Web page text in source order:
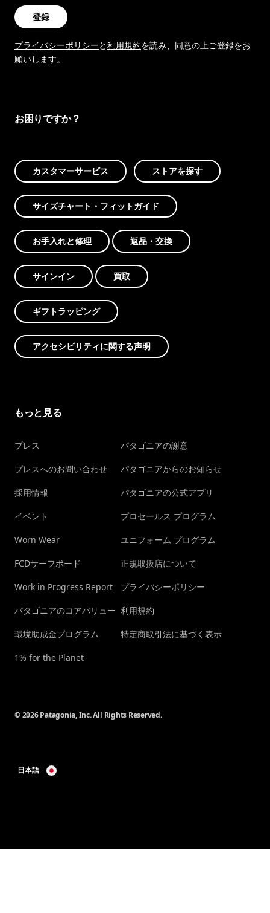
登録
プライバシーポリシーと利用規約を読み、同意の上ご登録をお
願いします。
お困りですか？
カスタマーサービス ストアを探す
サイズチャート・フィットガイド
お手入れと修理 返品・交換
サインイン 買取
ギフトラッピング
アクセシビリティに関する声明
もっと見る
プレス
プレスへのお問い合わせ
採用情報
イベント
Worn Wear
FCDサーフボード
Work in Progress Report
パタゴニアのコアバリュー
環境助成金プログラム
1% for the Planet
パタゴニアの謝意
パタゴニアからのお知らせ
パタゴニアの公式アプリ
プロセールス プログラム
ユニフォーム プログラム
正規取扱店について
プライバシーポリシー
利用規約
特定商取引法に基づく表示
© 2026 Patagonia, Inc. All Rights Reserved.
日本語